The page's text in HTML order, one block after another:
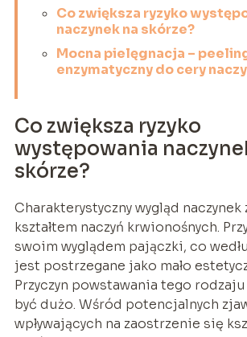
Co zwiększa ryzyko
naczynek na skórze?
Mocna pielęgnacja –
enzymatyczny do cery
Co zwiększa ryzyko
występowania
skórze?
Charakterystyczny wygląd naczynek
kształtem naczyń krwionośnych.
swoim wyglądem pajączki, co
jest postrzegane jako mało
Przyczyn powstawania tego
być dużo. Wśród potencjalnych
wpływających na zaostrzenie się